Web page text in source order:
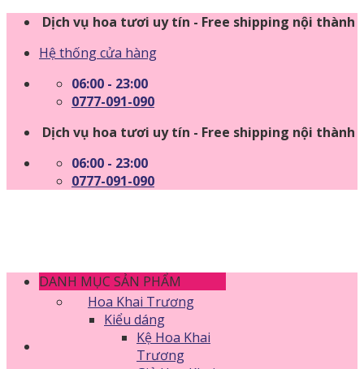
Skip
content
Dịch vụ hoa tươi uy tín - Free shipping nội thành
Hệ thống cửa hàng
06:00 - 23:00
0777-091-090
Dịch vụ hoa tươi uy tín - Free shipping nội thành
06:00 - 23:00
0777-091-090
DANH MỤC SẢN PHẨM
Hoa Khai Trương
Kiểu dáng
Kệ Hoa Khai
Trương